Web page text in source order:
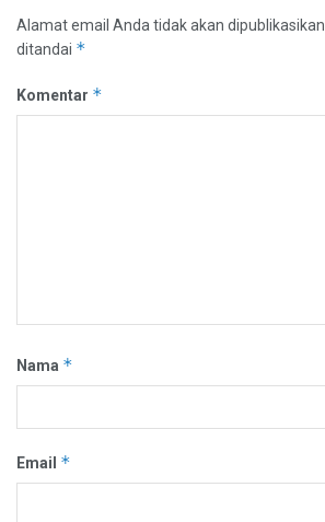
Alamat email Anda tidak akan dipublikasikan.
ditandai *
Komentar *
Nama *
Email *